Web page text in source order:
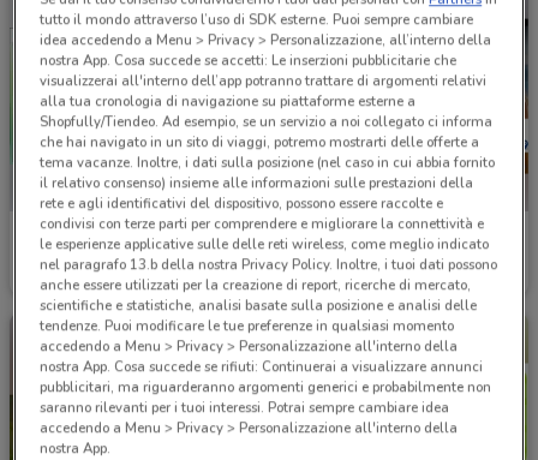
BNL
Scade il 05/11
Banco Desio
Scade il 30/09
tutto il mondo attraverso l’uso di SDK esterne. Puoi sempre cambiare
idea accedendo a Menu > Privacy > Personalizzazione, all’interno della
nostra App. Cosa succede se accetti: Le inserzioni pubblicitarie che
visualizzerai all'interno dell’app potranno trattare di argomenti relativi
alla tua cronologia di navigazione su piattaforme esterne a
Shopfully/Tiendeo. Ad esempio, se un servizio a noi collegato ci informa
che hai navigato in un sito di viaggi, potremo mostrarti delle offerte a
tema vacanze. Inoltre, i dati sulla posizione (nel caso in cui abbia fornito
il relativo consenso) insieme alle informazioni sulle prestazioni della
rete e agli identificativi del dispositivo, possono essere raccolte e
condivisi con terze parti per comprendere e migliorare la connettività e
le esperienze applicative sulle delle reti wireless, come meglio indicato
nel paragrafo 13.b della nostra Privacy Policy. Inoltre, i tuoi dati possono
anche essere utilizzati per la creazione di report, ricerche di mercato,
scientifiche e statistiche, analisi basate sulla posizione e analisi delle
tendenze. Puoi modificare le tue preferenze in qualsiasi momento
accedendo a Menu > Privacy > Personalizzazione all'interno della
nostra App. Cosa succede se rifiuti: Continuerai a visualizzare annunci
pubblicitari, ma riguarderanno argomenti generici e probabilmente non
saranno rilevanti per i tuoi interessi. Potrai sempre cambiare idea
accedendo a Menu > Privacy > Personalizzazione all'interno della
nostra App.